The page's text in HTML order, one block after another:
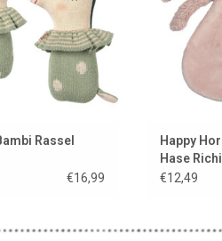
Rassel
€16,99
ZUM
Happy
Hase
€12,49